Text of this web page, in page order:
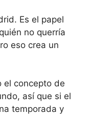
Es el papel
no querría
eso crea un
el concepto de
así que si el
temporada y